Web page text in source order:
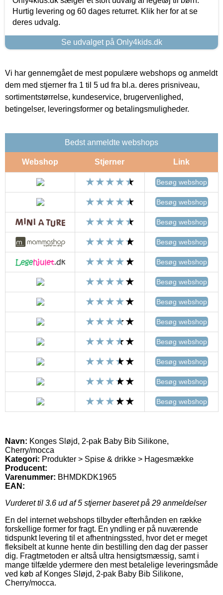
Hurtig levering og 60 dages returret. Klik her for at se
deres udvalg.
Se udvalget på Only4kids.dk
Vi har gennemgået de mest populære webshops og anmeldt
dem med stjerner fra 1 til 5 ud fra bl.a. deres prisniveau,
sortimentstørrelse, kundeservice, brugervenlighed,
betingelser, leveringsformer og betalingsmuligheder.
Bedst anmeldte webshops
Webshop Stjerner Link
Besøg webshop
Besøg webshop
Besøg webshop
Besøg webshop
Besøg webshop
Besøg webshop
Besøg webshop
Besøg webshop
Besøg webshop
Besøg webshop
Besøg webshop
Besøg webshop
Navn: Konges Sløjd, 2-pak Baby Bib Silikone,
Cherry/mocca
Kategori: Produkter > Spise & drikke > Hagesmække
Producent:
Varenummer: BHMDKDK1965
EAN:
Vurderet til 3.6 ud af 5 stjerner baseret på 29 anmeldelser
En del internet webshops tilbyder efterhånden en række
forskellige former for fragt. En yndling er på nuværende
tidspunkt levering til et afhentningssted, hvor det er meget
fleksibelt at kunne hente din bestilling den dag der passer
dig. Fragtmetoden er altså ultra hensigtsmæssig, samt i
mange tilfælde ydermere den mest betalelige leveringsmåde
ved køb af Konges Sløjd, 2-pak Baby Bib Silikone,
Cherry/mocca.